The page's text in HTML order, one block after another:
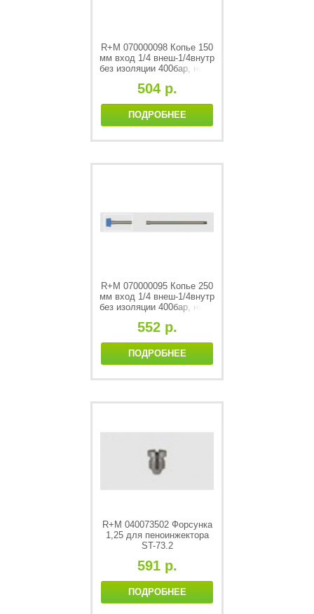
R+M 070000098 Копье 150
мм вход 1/4 внеш-1/4внутр
без изоляции 400бар, нерж
504 р.
ПОДРОБНЕЕ
R+M 070000095 Копье 250
мм вход 1/4 внеш-1/4внутр
без изоляции 400бар, нерж
552 р.
ПОДРОБНЕЕ
R+M 040073502 Форсунка
1,25 для пеноинжектора
ST-73.2
591 р.
ПОДРОБНЕЕ